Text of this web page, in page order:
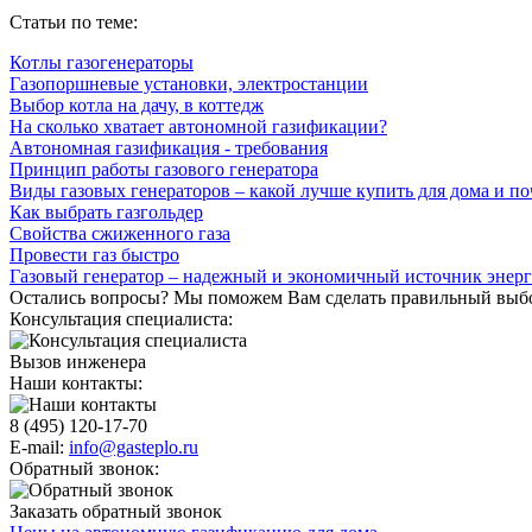
Статьи по теме:
Котлы газогенераторы
Газопоршневые установки, электростанции
Выбор котла на дачу, в коттедж
На сколько хватает автономной газификации?
Автономная газификация - требования
Принцип работы газового генератора
Виды газовых генераторов – какой лучше купить для дома и
Как выбрать газгольдер
Свойства сжиженного газа
Провести газ быстро
Газовый генератор – надежный и экономичный источник
Остались вопросы? Мы поможем Вам сделать правильный
Консультация специалиста:
Вызов инженера
Наши контакты:
8 (495) 120-17-70
E-mail: info@gasteplo.ru
Обратный звонок:
Заказать обратный звонок